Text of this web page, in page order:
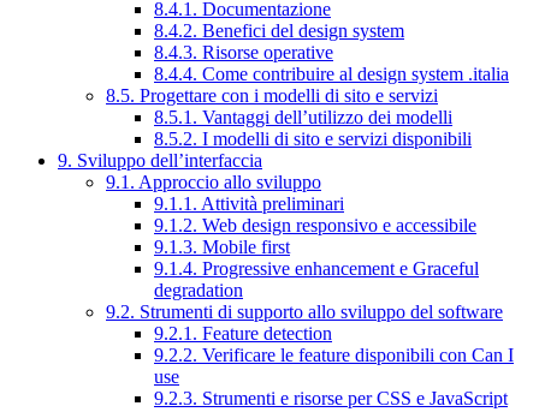
8.4.1. Documentazione
8.4.2. Benefici del design system
8.4.3. Risorse operative
8.4.4. Come contribuire al design system .italia
8.5. Progettare con i modelli di sito e servizi
8.5.1. Vantaggi dell’utilizzo dei modelli
8.5.2. I modelli di sito e servizi disponibili
9. Sviluppo dell’interfaccia
9.1. Approccio allo sviluppo
9.1.1. Attività preliminari
9.1.2. Web design responsivo e accessibile
9.1.3. Mobile first
9.1.4. Progressive enhancement e Graceful
degradation
9.2. Strumenti di supporto allo sviluppo del software
9.2.1. Feature detection
9.2.2. Verificare le feature disponibili con Can I
use
9.2.3. Strumenti e risorse per CSS e JavaScript